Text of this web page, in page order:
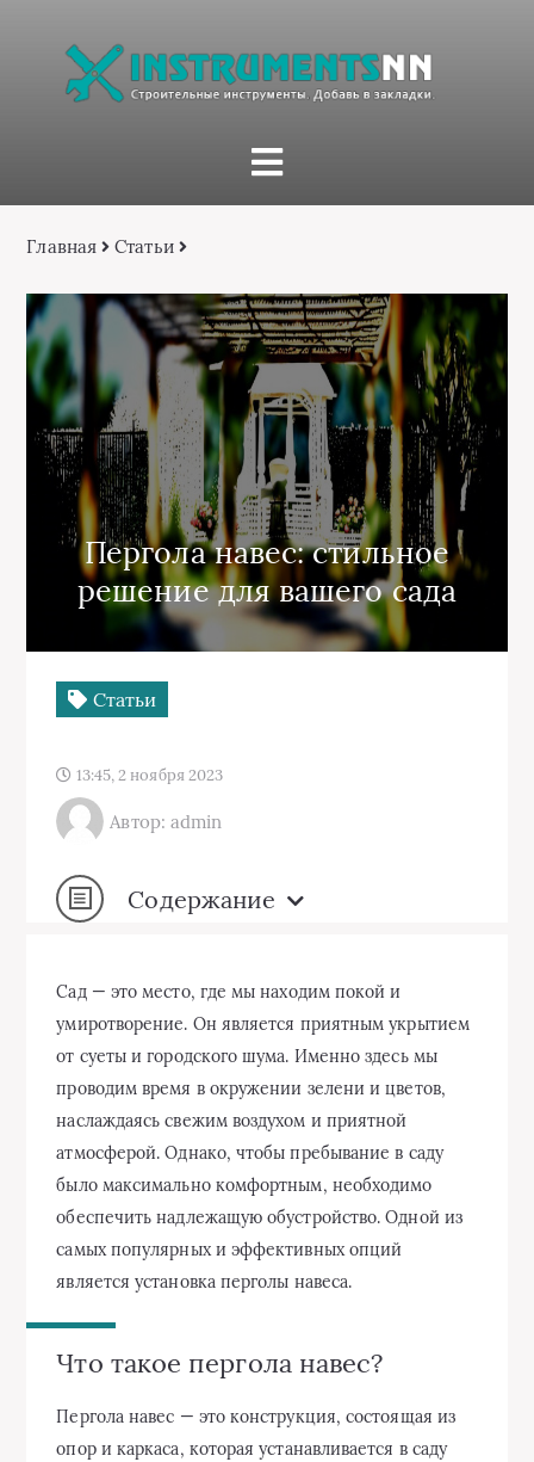
Главная Статьи
Пергола навес: стильное
решение для вашего сада
Статьи
13:45, 2 ноября 2023
Автор: admin
Содержание
Сад — это место, где мы находим покой и
умиротворение. Он является приятным укрытием
от суеты и городского шума. Именно здесь мы
проводим время в окружении зелени и цветов,
наслаждаясь свежим воздухом и приятной
атмосферой. Однако, чтобы пребывание в саду
было максимально комфортным, необходимо
обеспечить надлежащую обустройство. Одной из
самых популярных и эффективных опций
является установка перголы навеса.
Что такое пергола навес?
Пергола навес — это конструкция, состоящая из
опор и каркаса, которая устанавливается в саду